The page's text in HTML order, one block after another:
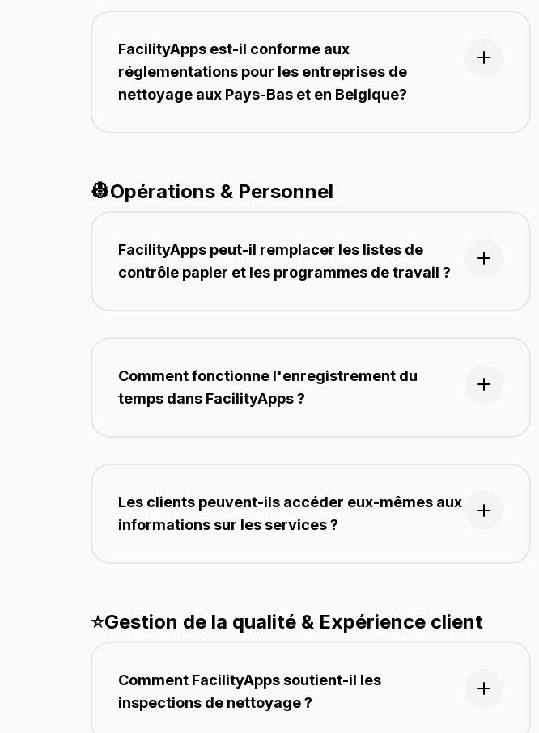
FacilityApps est-il conforme aux
réglementations pour les entreprises de
nettoyage aux Pays-Bas et en Belgique?
👷Opérations & Personnel
FacilityApps peut-il remplacer les listes de
contrôle papier et les programmes de travail ?
Comment fonctionne l'enregistrement du
temps dans FacilityApps ?
Les clients peuvent-ils accéder eux-mêmes aux
informations sur les services ?
⭐Gestion de la qualité & Expérience client
Comment FacilityApps soutient-il les
inspections de nettoyage ?